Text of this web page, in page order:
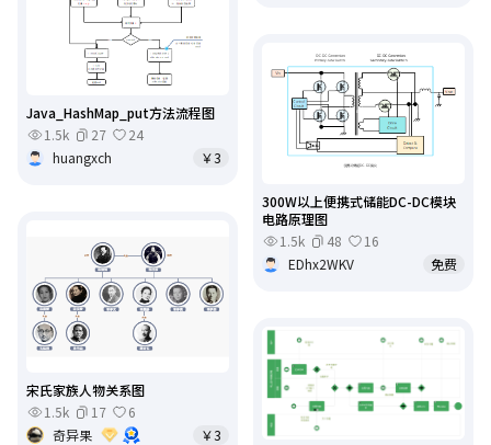
Java_HashMap_put方法流程图
1.5k
27
24
huangxch
￥3
300W以上便携式储能DC-DC模块
电路原理图
1.5k
48
16
EDhx2WKV
免费
宋氏家族人物关系图
1.5k
17
6
奇异果
￥3